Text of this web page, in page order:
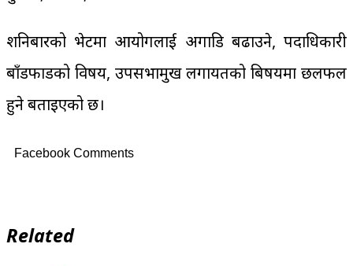
शनिबारको भेटमा आयोगलाई अगाडि बढाउने, पदाधिकारी
बाँडफाडको विषय, उपसभामुख लगायतको बिषयमा छलफल
हुने बताइएको छ।
Facebook Comments
Related